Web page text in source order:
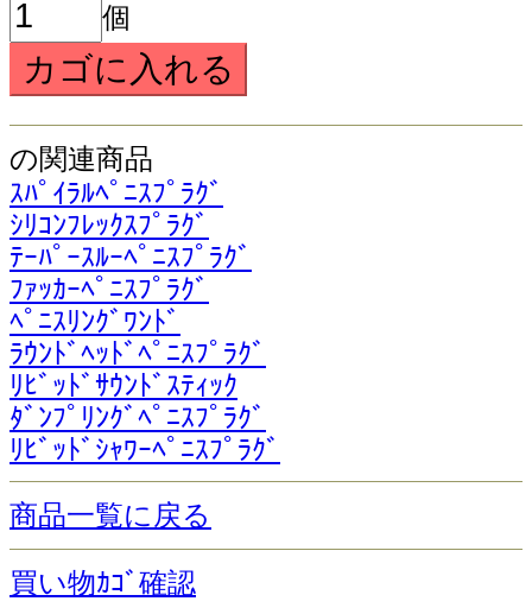
個
の関連商品
ｽﾊﾟｲﾗﾙﾍﾟﾆｽﾌﾟﾗｸﾞ
ｼﾘｺﾝﾌﾚｯｸｽﾌﾟﾗｸﾞ
ﾃｰﾊﾟｰｽﾙｰﾍﾟﾆｽﾌﾟﾗｸﾞ
ﾌｧｯｶｰﾍﾟﾆｽﾌﾟﾗｸﾞ
ﾍﾟﾆｽﾘﾝｸﾞﾜﾝﾄﾞ
ﾗｳﾝﾄﾞﾍｯﾄﾞﾍﾟﾆｽﾌﾟﾗｸﾞ
ﾘﾋﾞｯﾄﾞｻｳﾝﾄﾞｽﾃｨｯｸ
ﾀﾞﾝﾌﾟﾘﾝｸﾞﾍﾟﾆｽﾌﾟﾗｸﾞ
ﾘﾋﾞｯﾄﾞｼｬﾜｰﾍﾟﾆｽﾌﾟﾗｸﾞ
商品一覧に戻る
買い物ｶｺﾞ確認